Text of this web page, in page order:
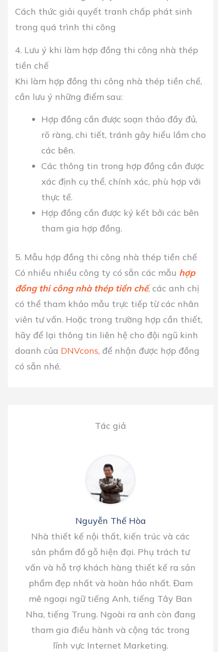
Cách thức giải quyết tranh chấp phát sinh
trong quá trình thi công
4. Lưu ý khi làm hợp đồng thi công nhà thép
tiền chế
Khi làm hợp đồng thi công nhà thép tiền chế,
cần lưu ý những điểm sau:
Hợp đồng cần được soạn thảo đầy đủ,
rõ ràng, chi tiết, tránh gây hiểu lầm cho
các bên.
Các thông tin trong hợp đồng cần được
xác định cụ thể, chính xác, phù hợp với
thực tế.
Hợp đồng cần được ký kết bởi các bên
tham gia hợp đồng.
5. Mẫu hợp đồng thi công nhà thép tiền chế
Có nhiều nhiều công ty có sẵn các mẫu hợp
đồng thi công nhà thép tiền chế, các anh chị
có thể tham khảo mẫu trực tiếp từ các nhân
viên tư vấn. Hoặc trong trường hợp cần thiết,
hãy để lại thông tin liên hệ cho đội ngũ kinh
doanh của DNVcons, để nhận được hợp đồng
có sẵn nhé.
Tác giả
Nguyễn Thế Hòa
Nhà thiết kế nội thất, kiến trúc và các
sản phẩm đồ gỗ hiện đại. Phụ trách tư
vấn và hỗ trợ khách hàng thiết kế ra sản
phẩm đẹp nhất và hoàn hảo nhất. Đam
mê ngoại ngữ tiếng Anh, tiếng Tây Ban
Nha, tiếng Trung. Ngoài ra anh còn đang
tham gia điều hành và cộng tác trong
lĩnh vực Internet Marketing.